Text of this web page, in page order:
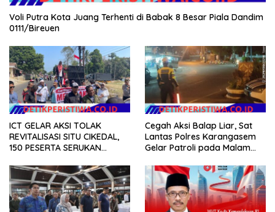
Voli Putra Kota Juang Terhenti di Babak 8 Besar Piala Dandim
0111/Bireuen
ICT GELAR AKSI TOLAK
REVITALISASI SITU CIKEDAL,
150 PESERTA SERUKAN
Cegah Aksi Balap Liar, Sat
Lantas Polres Karangasem
Gelar Patroli pada Malam